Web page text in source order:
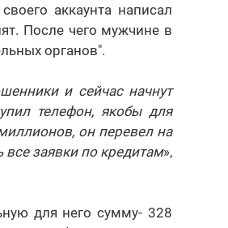
аккаунта написал
После чего мужчине в
органов".
и сейчас начнут
телефон, якобы для
он перевел на
все заявки по кредитам»,
для него сумму- 328